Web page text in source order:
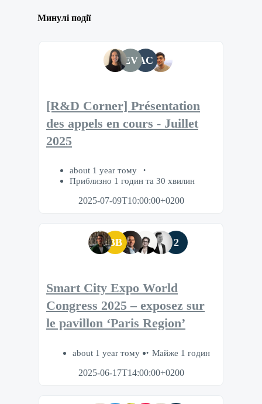
Минулі події
EV AC
[R&D Corner] Présentation
des appels en cours - Juillet
2025
about 1 year тому
Приблизно 1 годин та 30 хвилин
2025-07-09T10:00:00+0200
BB 2
Smart City Expo World
Congress 2025 – exposez sur
le pavillon ‘Paris Region’
about 1 year тому
Майже 1 годин
2025-06-17T14:00:00+0200